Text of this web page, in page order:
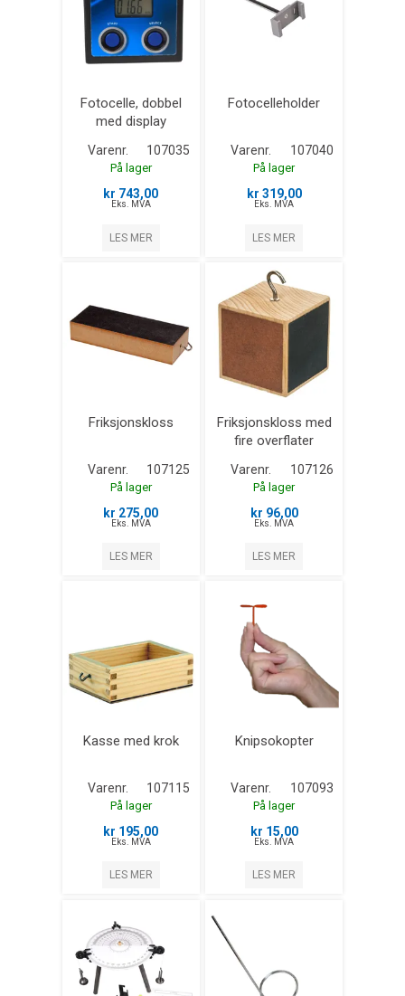
Fotocelle, dobbel
med display
Varenr. 107035
På lager
kr 743,00
Eks. MVA
LES MER
Fotocelleholder
Varenr. 107040
På lager
kr 319,00
Eks. MVA
LES MER
Friksjonskloss
Varenr. 107125
På lager
kr 275,00
Eks. MVA
LES MER
Friksjonskloss med
fire overflater
Varenr. 107126
På lager
kr 96,00
Eks. MVA
LES MER
Kasse med krok
Varenr. 107115
På lager
kr 195,00
Eks. MVA
LES MER
Knipsokopter
Varenr. 107093
På lager
kr 15,00
Eks. MVA
LES MER